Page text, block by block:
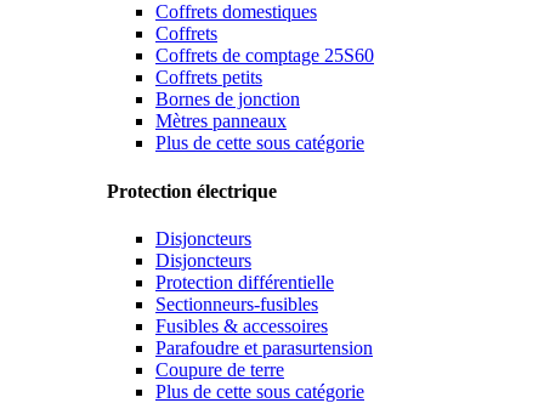
Coffrets domestiques
Coffrets
Coffrets de comptage 25S60
Coffrets petits
Bornes de jonction
Mètres panneaux
Plus de cette sous catégorie
Protection électrique
Disjoncteurs
Disjoncteurs
Protection différentielle
Sectionneurs-fusibles
Fusibles & accessoires
Parafoudre et parasurtension
Coupure de terre
Plus de cette sous catégorie